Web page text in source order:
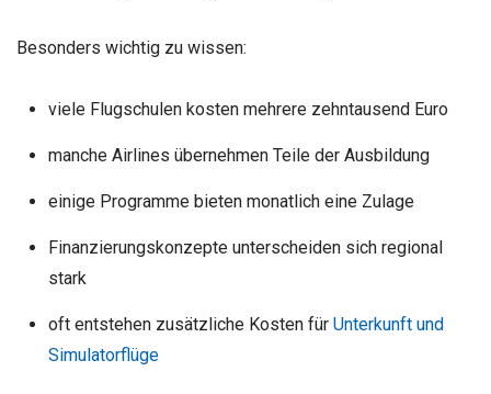
Besonders wichtig zu wissen:
viele Flugschulen kosten mehrere zehntausend Euro
manche Airlines übernehmen Teile der Ausbildung
einige Programme bieten monatlich eine Zulage
Finanzierungskonzepte unterscheiden sich regional
stark
oft entstehen zusätzliche Kosten für Unterkunft und
Simulatorflüge